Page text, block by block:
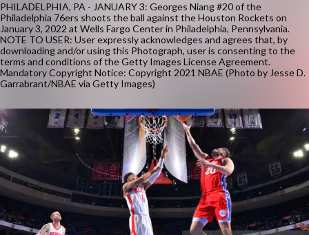
PHILADELPHIA, PA - JANUARY 3: Georges Niang #20 of the
Philadelphia 76ers shoots the ball against the Houston Rockets on
January 3, 2022 at Wells Fargo Center in Philadelphia, Pennsylvania.
NOTE TO USER: User expressly acknowledges and agrees that, by
downloading and/or using this Photograph, user is consenting to the
terms and conditions of the Getty Images License Agreement.
Mandatory Copyright Notice: Copyright 2021 NBAE (Photo by Jesse D.
Garrabrant/NBAE via Getty Images)